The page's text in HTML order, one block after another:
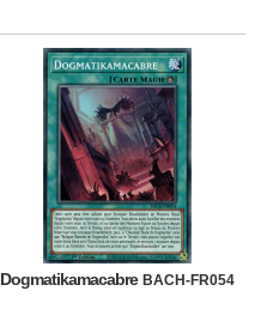
Dogmatikamacabre BACH-FR054